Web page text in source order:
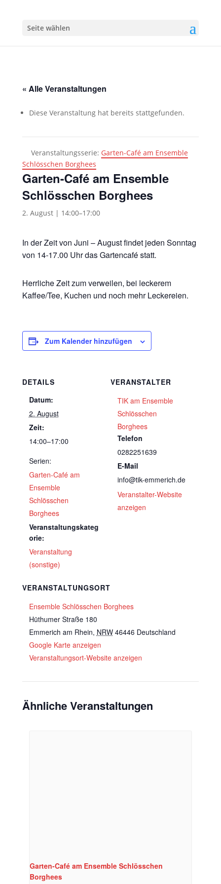
Seite wählen
« Alle Veranstaltungen
Diese Veranstaltung hat bereits stattgefunden.
Veranstaltungsserie: Garten-Café am Ensemble
Schlösschen Borghees
Garten-Café am Ensemble
Schlösschen Borghees
2. August | 14:00–17:00
In der Zeit von Juni – August findet jeden Sonntag
von 14-17.00 Uhr das Gartencafé statt.
Herrliche Zeit zum verweilen, bei leckerem
Kaffee/Tee, Kuchen und noch mehr Leckereien.
Zum Kalender hinzufügen
DETAILS
Datum:
2. August
Zeit:
14:00–17:00
Serien:
Garten-Café am
Ensemble
Schlösschen
Borghees
Veranstaltungskateg
orie:
Veranstaltung
(sonstige)
VERANSTALTUNGSORT
Ensemble Schlösschen Borghees
Hüthumer Straße 180
Emmerich am Rhein, NRW 46446 Deutschland
Google Karte anzeigen
Veranstaltungsort-Website anzeigen
VERANSTALTER
TIK am Ensemble
Schlösschen
Borghees
Telefon
0282251639
E-Mail
info@tik-emmerich.de
Veranstalter-Website
anzeigen
Ähnliche Veranstaltungen
Garten-Café am Ensemble Schlösschen
Borghees